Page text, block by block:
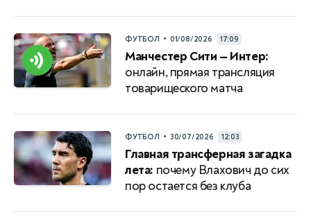
ФУТБОЛ • 01/08/2026 17:09
Манчестер Сити — Интер:
онлайн, прямая трансляция
товарищеского матча
ФУТБОЛ • 30/07/2026 12:03
Главная трансферная загадка
лета: почему Влахович до сих
пор остается без клуба